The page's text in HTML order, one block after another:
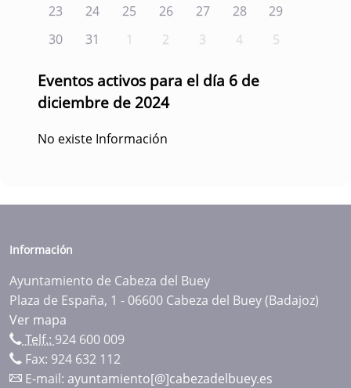
23
24 25 26 27 28
29
30
31 1 2 3 4 5
Eventos activos para el día 6 de
diciembre de 2024
No existe Información
Información
Ayuntamiento de Cabeza del Buey
Plaza de España, 1 - 06600 Cabeza del Buey (Badajoz)
Ver mapa
Telf.: 924 600 009
Fax: 924 632 112
E-mail: ayuntamiento[@]cabezadelbuey.es